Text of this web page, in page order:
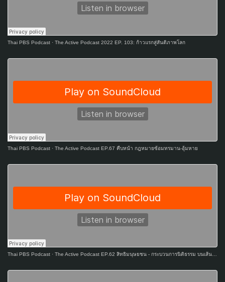
Thai PBS Podcast · The Active Podcast 2022 EP. 103: ก้าวแรกสู่สันติภาพโลก
Thai PBS Podcast · The Active Podcast EP.67 คืบหน้า กฎหมายซ้อมทรมาน-อุ้มหาย
Thai PBS Podcast · The Active Podcast EP.62 สิทธิมนุษยชน - กระบวนการนิติธรรม บนเส้นทางเปลี่ยนผ่านพลังงาน